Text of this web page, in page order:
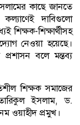
কাছে জানতে
কল্যাণেই দাবিগুলো
শিক্ষক-শিক্ষার্থীসহ
নেওয়া হয়েছে।
বলে মন্তব্য
শিক্ষক সমাজের
ইসলাম, ড.
ওয়াহীদ প্রমুখ।